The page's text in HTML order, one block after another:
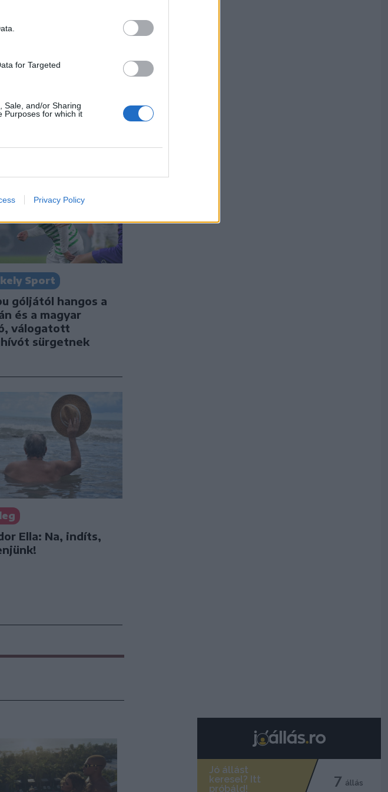
for Targeted
Sale, and/or Sharing
Purposes for which it
Privacy Policy
Sport
góljától hangos a
és a magyar
válogatott
sürgetnek
Ella: Na, indíts,